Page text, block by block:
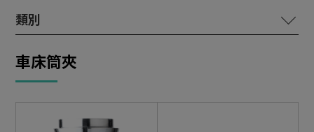
鎢鋼鑽頭
車床筒夾